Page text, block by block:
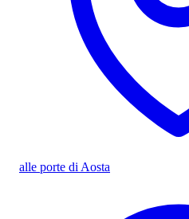
alle porte di Aosta